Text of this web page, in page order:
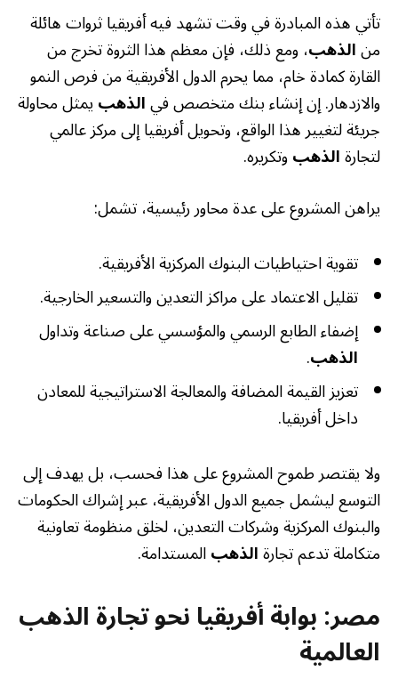
تأتي هذه المبادرة في وقت تشهد فيه أفريقيا ثروات هائلة
منالذهب، ومع ذلك، فإن معظم هذا الثروة تخرج من
القارة كمادة خام، مما يحرم الدول الأفريقية من فرص النمو
والازدهار. إن إنشاء بنك متخصص فيالذهبيمثل محاولة
جريئة لتغيير هذا الواقع، وتحويل أفريقيا إلى مركز عالمي
لتجارةالذهبوتكريره.
يراهن المشروع على عدة محاور رئيسية، تشمل:
تقوية احتياطيات البنوك المركزية الأفريقية.
تقليل الاعتماد على مراكز التعدين والتسعير الخارجية.
إضفاء الطابع الرسمي والمؤسسي على صناعة وتداول
الذهب.
تعزيز القيمة المضافة والمعالجة الاستراتيجية للمعادن
داخل أفريقيا.
ولا يقتصر طموح المشروع على هذا فحسب، بل يهدف إلى
التوسع ليشمل جميع الدول الأفريقية، عبر إشراك الحكومات
والبنوك المركزية وشركات التعدين، لخلق منظومة تعاونية
متكاملة تدعم تجارةالذهبالمستدامة.
مصر: بوابة أفريقيا نحو تجارة الذهب
العالمية